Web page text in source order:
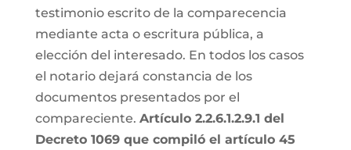
testimonio escrito de la comparecencia
mediante acta o escritura pública, a
elección del interesado. En todos los casos
el notario dejará constancia de los
documentos presentados por el
compareciente. Artículo 2.2.6.1.2.9.1 del
Decreto 1069 que compiló el artículo 45